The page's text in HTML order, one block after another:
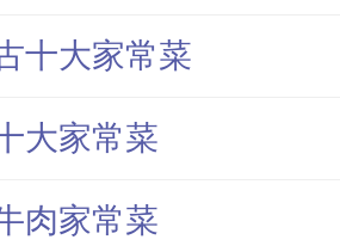
十大家常菜
大家常菜
肉家常菜